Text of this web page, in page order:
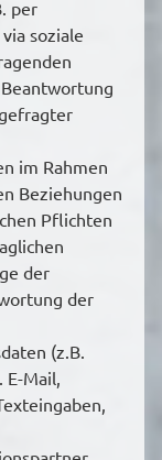
per
soziale
im Rahmen
Beziehungen
Pflichten
der
der
(z.B.
E-Mail,